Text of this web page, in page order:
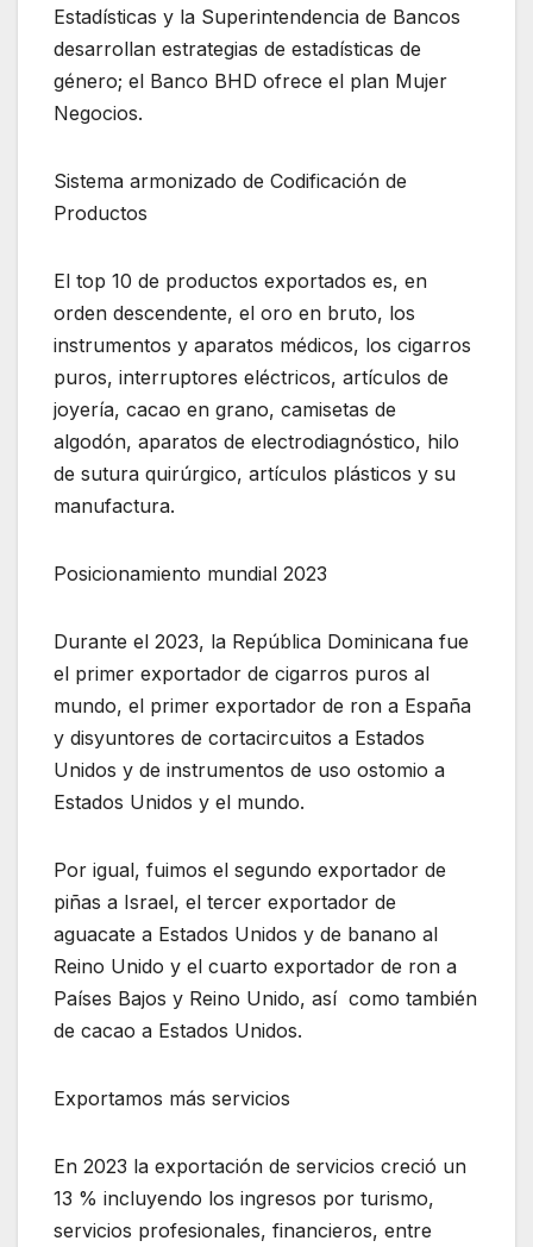
Estadísticas y la Superintendencia de Bancos
desarrollan estrategias de estadísticas de
género; el Banco BHD ofrece el plan Mujer
Negocios.
Sistema armonizado de Codificación de
Productos
El top 10 de productos exportados es, en
orden descendente, el oro en bruto, los
instrumentos y aparatos médicos, los cigarros
puros, interruptores eléctricos, artículos de
joyería, cacao en grano, camisetas de
algodón, aparatos de electrodiagnóstico, hilo
de sutura quirúrgico, artículos plásticos y su
manufactura.
Posicionamiento mundial 2023
Durante el 2023, la República Dominicana fue
el primer exportador de cigarros puros al
mundo, el primer exportador de ron a España
y disyuntores de cortacircuitos a Estados
Unidos y de instrumentos de uso ostomio a
Estados Unidos y el mundo.
Por igual, fuimos el segundo exportador de
piñas a Israel, el tercer exportador de
aguacate a Estados Unidos y de banano al
Reino Unido y el cuarto exportador de ron a
Países Bajos y Reino Unido, así como también
de cacao a Estados Unidos.
Exportamos más servicios
En 2023 la exportación de servicios creció un
13 % incluyendo los ingresos por turismo,
servicios profesionales, financieros, entre